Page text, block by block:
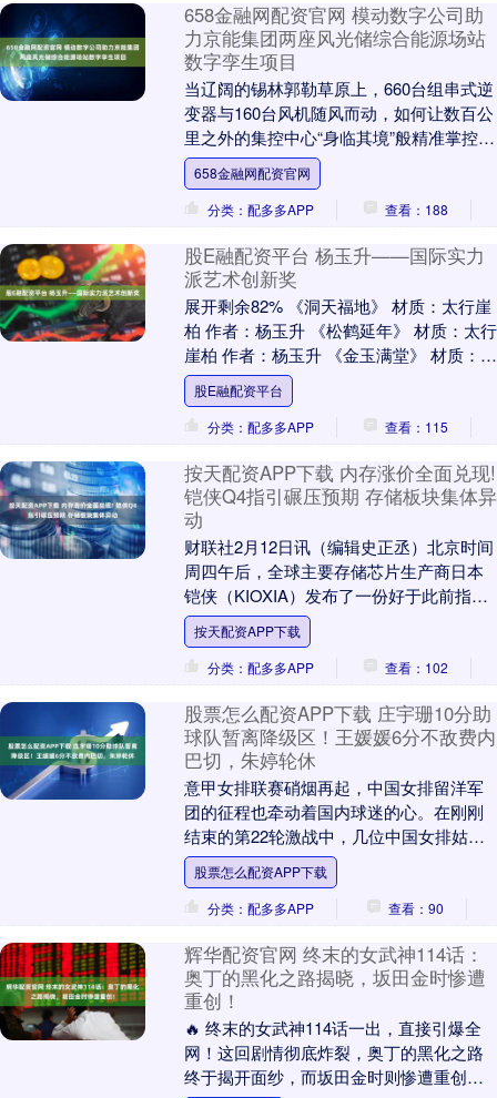
658金融网配资官网 模动数字公司助
力京能集团两座风光储综合能源场站
数字孪生项目
当辽阔的锡林郭勒草原上，660台组串式逆
变器与160台风机随风而动，如何让数百公
里之外的集控中心“身临其境”般精准掌控？
京能集团携手深圳模动数字科技有限公
司，以....
658金融网配资官网
分类：配多多APP
查看：188
股E融配资平台 杨玉升——国际实力
派艺术创新奖
展开剩余82% 《洞天福地》 材质：太行崖
柏 作者：杨玉升 《松鹤延年》 材质：太行
崖柏 作者：杨玉升 《金玉满堂》 材质：太
行崖柏 作者：杨玉升 《高歌新时代....
股E融配资平台
分类：配多多APP
查看：115
按天配资APP下载 内存涨价全面兑现!
铠侠Q4指引碾压预期 存储板块集体异
动
财联社2月12日讯（编辑史正丞）北京时间
周四午后，全球主要存储芯片生产商日本
铠侠（KIOXIA）发布了一份好于此前指引
的三季报，同时奉上极其炸裂的第四财季
指引。....
按天配资APP下载
分类：配多多APP
查看：102
股票怎么配资APP下载 庄宇珊10分助
球队暂离降级区！王媛媛6分不敌费内
巴切，朱婷轮休
意甲女排联赛硝烟再起，中国女排留洋军
团的征程也牵动着国内球迷的心。在刚刚
结束的第22轮激战中，几位中国女排姑娘
的表现可谓是几家欢喜几家愁。 先来看朱
婷所在的科内....
股票怎么配资APP下载
分类：配多多APP
查看：90
辉华配资官网 终末的女武神114话：
奥丁的黑化之路揭晓，坂田金时惨遭
重创！
🔥 终末的女武神114话一出，直接引爆全
网！这回剧情彻底炸裂，奥丁的黑化之路
终于揭开面纱，而坂田金时则惨遭重创。